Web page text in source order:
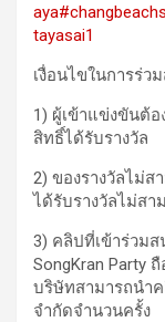
aya
tayasai1
เงื่อนไขในการร่ว
1) ผู้เข้าแข่งขันต้
สิทธิ์ได้รับรางวัล
2) ของรางวัลไม่ส
ได้รับรางวัลไม่ส
3) คลิปที่เข้าร่วมส
SongKran Party
บริษัทสามารถนํา
จํากัดจํานวนครั้ง